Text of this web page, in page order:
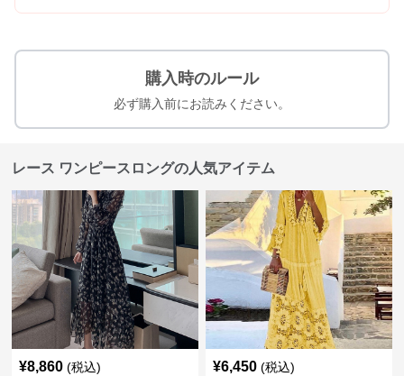
購入時のルール
必ず購入前にお読みください。
レース ワンピースロングの人気アイテム
¥8,860 (税込) ¥6,450 (税込)